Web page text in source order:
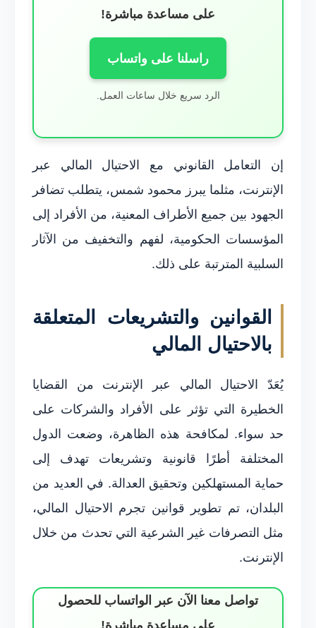
على مساعدة مباشرة!
راسلنا على واتساب
الرد سريع خلال ساعات العمل.
إن التعامل القانوني مع الاحتيال المالي عبر
الإنترنت، مثلما يبرز محمود شمس، يتطلب تضافر
الجهود بين جميع الأطراف المعنية، من الأفراد إلى
المؤسسات الحكومية، لفهم والتخفيف من الآثار
السلبية المترتبة على ذلك.
القوانين والتشريعات المتعلقة
بالاحتيال المالي
يُعَدّ الاحتيال المالي عبر الإنترنت من القضايا
الخطيرة التي تؤثر على الأفراد والشركات على
حد سواء. لمكافحة هذه الظاهرة، وضعت الدول
المختلفة أطرًا قانونية وتشريعات تهدف إلى
حماية المستهلكين وتحقيق العدالة. في العديد من
البلدان، تم تطوير قوانين تجرم الاحتيال المالي،
مثل التصرفات غير الشرعية التي تحدث من خلال
الإنترنت.
تواصل معنا الآن عبر الواتساب للحصول